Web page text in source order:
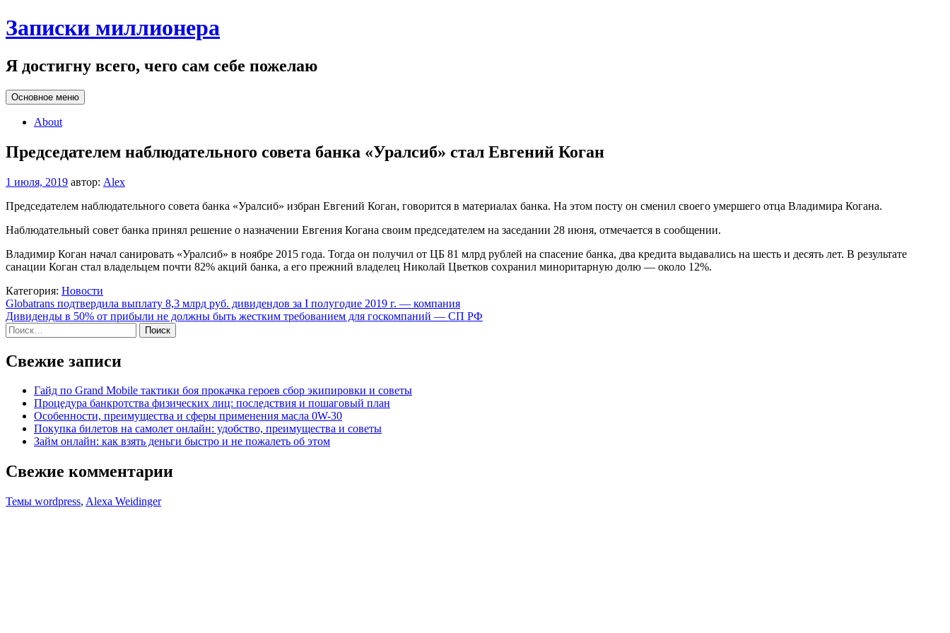
Перейти
к
Записки миллионера
Я достигну всего, чего сам себе пожелаю
Основное меню
About
Председателем наблюдательного совета банка «Уралсиб» стал Евгений Коган
1 июля, 2019 автор: Alex
Председателем наблюдательного совета банка «Уралсиб» избран Евгений Коган, говорится в материалах банка. На этом посту он сменил своего умершего отца Владимира Когана.
Наблюдательный совет банка принял решение о назначении Евгения Когана своим председателем на заседании 28 июня, отмечается в сообщении.
Владимир Коган начал санировать «Уралсиб» в ноябре 2015 года. Тогда он получил от ЦБ 81 млрд рублей на спасение банка, два кредита выдавались на шесть и десять лет. В результате
санации Коган стал владельцем почти 82% акций банка, а его прежний владелец Николай Цветков сохранил миноритарную долю — около 12%.
Категория: Новости
Навигация
по
записям
Globatrans подтвердила выплату 8,3 млрд руб. дивидендов за I полугодие 2019 г. — компания
Дивиденды в 50% от прибыли не должны быть жестким требованием для госкомпаний — СП РФ
Найти:
Свежие записи
Гайд по Grand Mobile тактики боя прокачка героев сбор экипировки и советы
Процедура банкротства физических лиц: последствия и пошаговый план
Особенности, преимущества и сферы применения масла 0W-30
Покупка билетов на самолет онлайн: удобство, преимущества и советы
Займ онлайн: как взять деньги быстро и не пожалеть об этом
Свежие комментарии
Темы wordpress, Alexa Weidinger